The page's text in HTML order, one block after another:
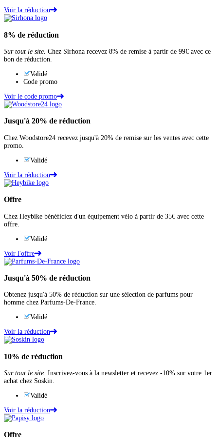
Voir la réduction
8% de réduction
Sur tout le site. Chez Sirhona recevez 8% de remise à partir de 99€ avec ce
bon de réduction.
Validé
Code promo
Voir le code promo
Jusqu'à 20% de réduction
Chez Woodstore24 recevez jusqu'à 20% de remise sur les ventes avec cette
promo.
Validé
Voir la réduction
Offre
Chez Heybike bénéficiez d'un équipement vélo à partir de 35€ avec cette
offre.
Validé
Voir l'offre
Jusqu'à 50% de réduction
Obtenez jusqu'à 50% de réduction sur une sélection de parfums pour
homme chez Parfums-De-France.
Validé
Voir la réduction
10% de réduction
Sur tout le site. Inscrivez-vous à la newsletter et recevez -10% sur votre 1er
achat chez Soskin.
Validé
Voir la réduction
Offre